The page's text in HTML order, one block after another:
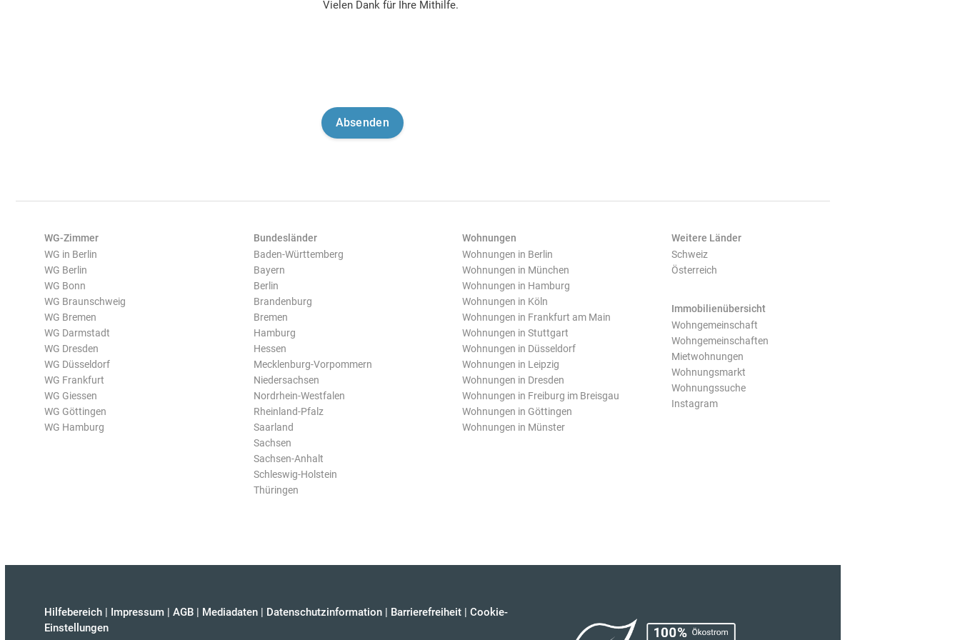
Vielen Dank für Ihre Mithilfe.
WG-Zimmer
WG in Berlin
WG Berlin
WG Bonn
WG Braunschweig
WG Bremen
WG Darmstadt
WG Dresden
WG Düsseldorf
WG Frankfurt
WG Giessen
WG Göttingen
WG Hamburg
Bundesländer
Baden-Württemberg
Bayern
Berlin
Brandenburg
Bremen
Hamburg
Hessen
Mecklenburg-Vorpommern
Niedersachsen
Nordrhein-Westfalen
Rheinland-Pfalz
Saarland
Sachsen
Sachsen-Anhalt
Schleswig-Holstein
Thüringen
Wohnungen
Wohnungen in Berlin
Wohnungen in München
Wohnungen in Hamburg
Wohnungen in Köln
Wohnungen in Frankfurt am Main
Wohnungen in Stuttgart
Wohnungen in Düsseldorf
Wohnungen in Leipzig
Wohnungen in Dresden
Wohnungen in Freiburg im Breisgau
Wohnungen in Göttingen
Wohnungen in Münster
Weitere Länder
Schweiz
Österreich
Immobilienübersicht
Wohngemeinschaft
Wohngemeinschaften
Mietwohnungen
Wohnungsmarkt
Wohnungssuche
Instagram
Hilfebereich | Impressum | AGB | Mediadaten | Datenschutzinformation | Barrierefreiheit | Cookie-
Einstellungen